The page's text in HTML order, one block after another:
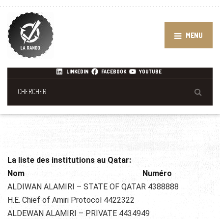
MENU
LINKEDIN FACEBOOK YOUTUBE
La liste des institutions au Qatar:
Nom Numéro
ALDIWAN ALAMIRI – STATE OF QATAR 4388888
H.E. Chief of Amiri Protocol 4422322
ALDEWAN ALAMIRI – PRIVATE 4434949